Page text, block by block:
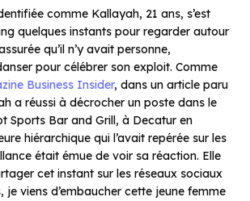
comme Kallayah, 21 ans, s’est
quelques instants pour regarder autour
qu’il n’y avait personne,
pour célébrer son exploit. Comme
Business Insider, dans un article paru
a réussi à décrocher un poste dans le
Sports Bar and Grill, à Decatur en
hiérarchique qui l’avait repérée sur les
était émue de voir sa réaction. Elle
cet instant sur les réseaux sociaux
je viens d’embaucher cette jeune femme